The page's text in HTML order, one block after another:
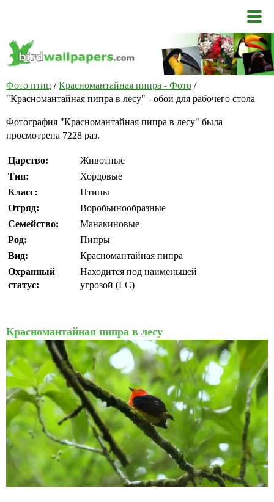
Фото птиц /Красномантайная пипра - Фото /
"Красномантайная пипра в лесу" - обои для рабочего стола
Фотография "Красномантайная пипра в лесу" была
просмотрена 7228 раз.
Царство:
Животные
Тип:
Хордовые
Класс:
Птицы
Отряд:
Воробьинообразные
Семейство:
Манакиновые
Род:
Пипры
Вид:
Красномантайная пипра
Охранный
статус:
Находится под наименьшей
угрозой (LC)
Красномантайная пипра в лесу